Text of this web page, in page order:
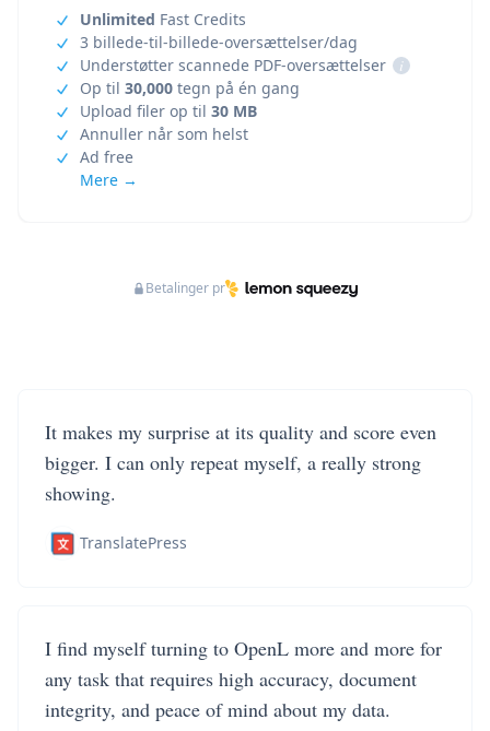
Unlimited Fast Credits
3 billede-til-billede-oversættelser/dag
Understøtter scannede PDF-oversættelser
i
Op til 30,000 tegn på én gang
Upload filer op til 30 MB
Annuller når som helst
Ad free
Mere →
Betalinger pr
It makes my surprise at its quality and score even
bigger. I can only repeat myself, a really strong
showing.
TranslatePress
I find myself turning to OpenL more and more for
any task that requires high accuracy, document
integrity, and peace of mind about my data.